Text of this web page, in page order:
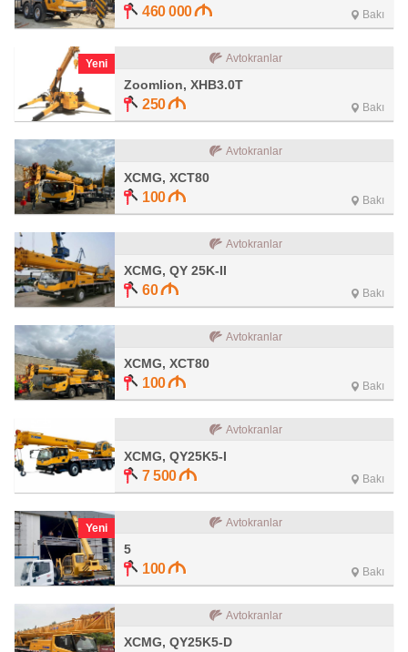
460 000 Bakı
Yeni Avtokranlar
Zoomlion, XHB3.0T
250 Bakı
Avtokranlar
XCMG, XCT80
100 Bakı
Avtokranlar
XCMG, QY 25K-II
60 Bakı
Avtokranlar
XCMG, XCT80
100 Bakı
Avtokranlar
XCMG, QY25K5-I
7 500 Bakı
Yeni Avtokranlar
5
100 Bakı
Avtokranlar
XCMG, QY25K5-D